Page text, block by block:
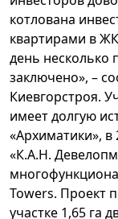
котлована
квартирами в
день несколько
заключено», –
Киевгорстроя.
имеет долгую
«Архиматики», в
«К.А.Н.
Towers. Проект
участке 1,65 га